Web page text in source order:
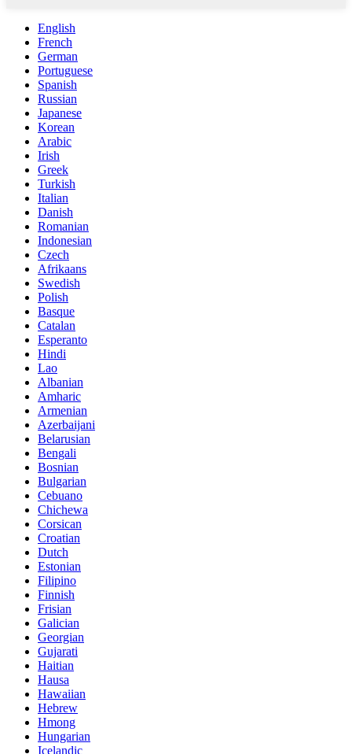
English
French
German
Portuguese
Spanish
Russian
Japanese
Korean
Arabic
Irish
Greek
Turkish
Italian
Danish
Romanian
Indonesian
Czech
Afrikaans
Swedish
Polish
Basque
Catalan
Esperanto
Hindi
Lao
Albanian
Amharic
Armenian
Azerbaijani
Belarusian
Bengali
Bosnian
Bulgarian
Cebuano
Chichewa
Corsican
Croatian
Dutch
Estonian
Filipino
Finnish
Frisian
Galician
Georgian
Gujarati
Haitian
Hausa
Hawaiian
Hebrew
Hmong
Hungarian
Icelandic